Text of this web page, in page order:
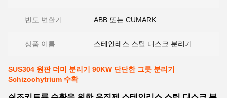
빈도 변환기: ABB 또는 CUMARK
상품 이름: 스테인레스 스틸 디스크 분리기
SUS304 원판 더미 분리기 90KW 단단한 그릇 분리기
Schizochytrium 수확